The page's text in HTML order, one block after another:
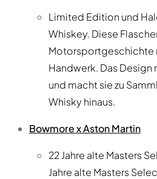
Limited Edition und
Whiskey. Diese
Motorsportgeschichte
Handwerk. Das Design
und macht sie zu
Whisky hinaus.
Bowmore x Aston Martin
22 Jahre alte Masters
Jahre alte Masters